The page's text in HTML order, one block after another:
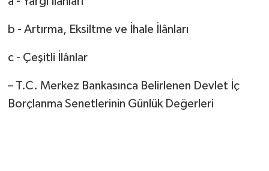
b - Artırma, Eksiltme ve İhale İlânları
c - Çeşitli İlânlar
– T.C. Merkez Bankasınca Belirlenen Devlet İç
Borçlanma Senetlerinin Günlük Değerleri